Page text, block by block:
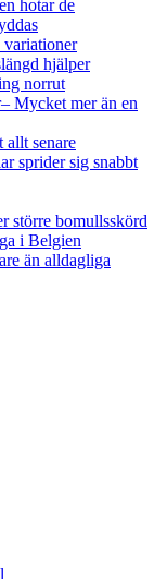
hotar de
variationer
hjälper
norrut
Mycket mer än en
allt senare
sprider sig snabbt
större bomullsskörd
i Belgien
än alldagliga